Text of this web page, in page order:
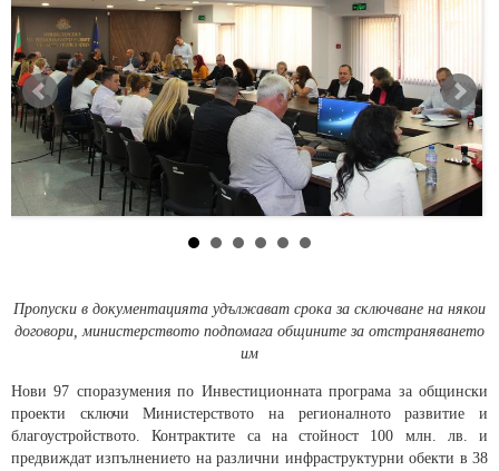
Пропуски в документацията удължават срока за сключване на някои
договори, министерството подпомага общините за отстраняването
им
Нови 97 споразумения по Инвестиционната програма за общински
проекти сключи Министерството на регионалното развитие и
благоустройството. Контрактите са на стойност 100 млн. лв. и
предвиждат изпълнението на различни инфраструктурни обекти в 38